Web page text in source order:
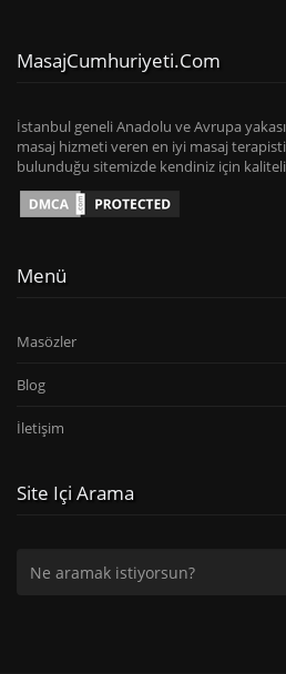
MasajCumhuriyeti.com
İstanbul geneli Anadolu ve Avrupa
masaj hizmeti veren en iyi masaj
bulunduğu sitemizde kendiniz için
Menü
Masözler
Blog
İletişim
Site Içi Arama